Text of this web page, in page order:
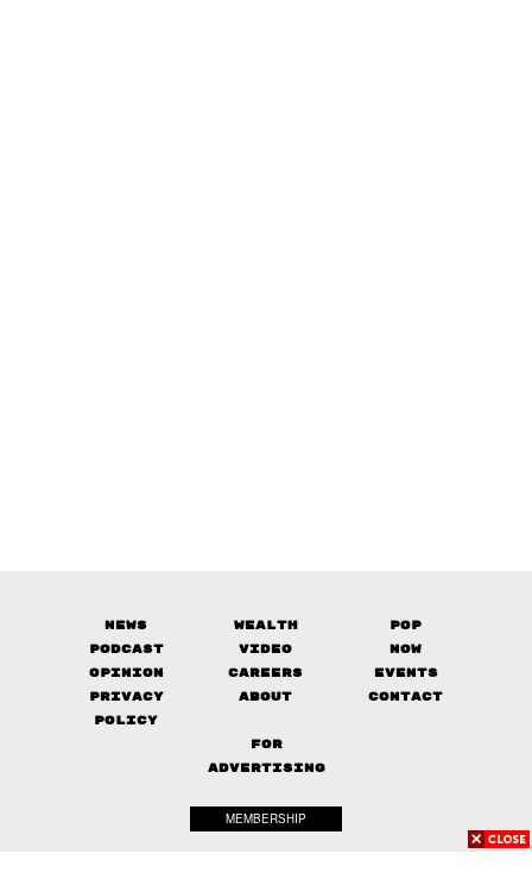
News Wealth
Pop
Podcast
Video
Now
Opinion
Careers
Events
Privacy
Policy
About Contact
FOR
ADVERTISING
MEMBERSHIP